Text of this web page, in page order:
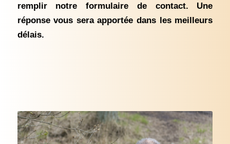
remplir notre formulaire de contact. Une
réponse vous sera apportée dans les meilleurs
délais.